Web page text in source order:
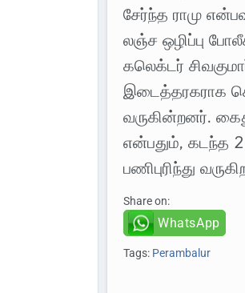
சேர்ந்த ராமு
லஞ்ச ஒழிப்பு
கலெக்டர்
இடைத்தரகராக
வருகின்றனர்.
என்பதும், கடந்த
பணிபுரிந்து
Share on:
WhatsApp
Tags: Perambalur